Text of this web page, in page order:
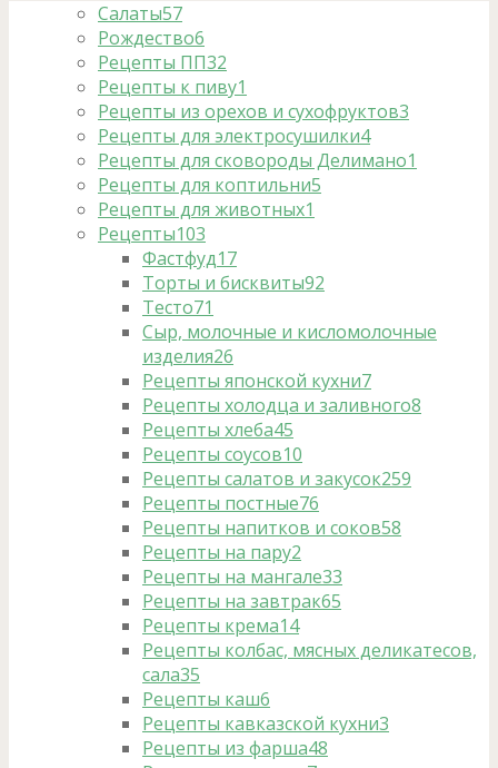
Салаты57
Рождество6
Рецепты ПП32
Рецепты к пиву1
Рецепты из орехов и сухофруктов3
Рецепты для электросушилки4
Рецепты для сковороды Делимано1
Рецепты для коптильни5
Рецепты для животных1
Рецепты103
Фастфуд17
Торты и бисквиты92
Тесто71
Сыр, молочные и кисломолочные
изделия26
Рецепты японской кухни7
Рецепты холодца и заливного8
Рецепты хлеба45
Рецепты соусов10
Рецепты салатов и закусок259
Рецепты постные76
Рецепты напитков и соков58
Рецепты на пару2
Рецепты на мангале33
Рецепты на завтрак65
Рецепты крема14
Рецепты колбас, мясных деликатесов,
сала35
Рецепты каш6
Рецепты кавказской кухни3
Рецепты из фарша48